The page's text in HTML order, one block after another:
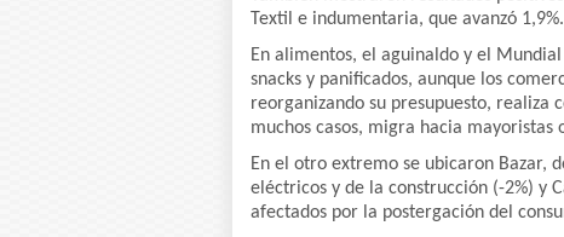
Textil e indumentaria, que avanzó 1,9%.
En alimentos, el aguinaldo y el
snacks y panificados, aunque los
reorganizando su presupuesto, realiza
muchos casos, migra hacia
En el otro extremo se ubicaron Bazar,
eléctricos y de la construcción (-2%) y
afectados por la postergación del